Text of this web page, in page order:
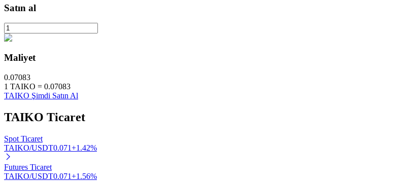
Staking
Yüksek getiri ve anında erişim
Popüler token'lar kazanmak için esnek staking
Satın al
Maliyet
0.07083
1 TAIKO = 0.07083
TAIKO Şimdi Satın Al
TAIKO Ticaret
Spot Ticaret
TAIKO/USDT0.071+1.42%
Futures Ticaret
TAIKO/USDT0.071+1.56%